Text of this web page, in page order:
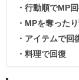
・行動順でMP
・MPを奪った
・アイテムで回
・料理で回復